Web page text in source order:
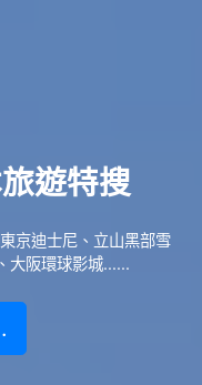
遊特搜
京迪士尼、立山黑部雪
大阪環球影城......